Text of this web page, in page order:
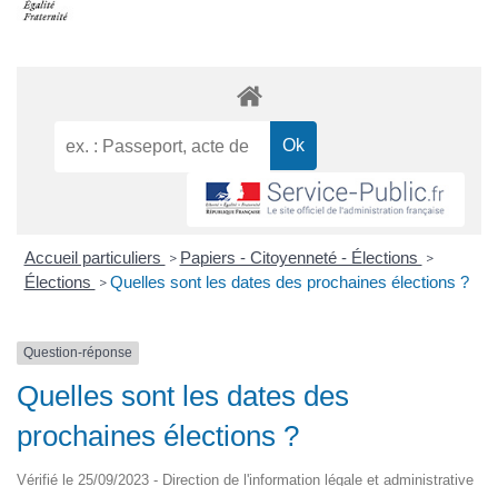
Accueil particuliers > Papiers - Citoyenneté - Élections >
Élections > Quelles sont les dates des prochaines élections ?
Question-réponse
Quelles sont les dates des
prochaines élections ?
Vérifié le 25/09/2023 - Direction de l'information légale et administrative